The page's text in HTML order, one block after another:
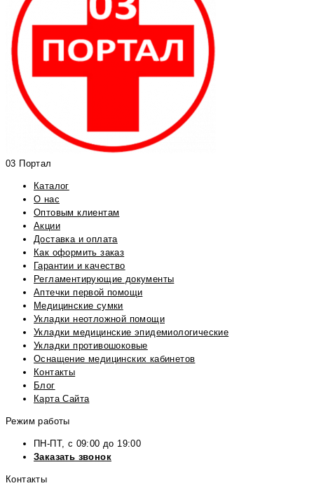
03 Портал
Каталог
О нас
Оптовым клиентам
Акции
Доставка и оплата
Как оформить заказ
Гарантии и качество
Регламентирующие документы
Аптечки первой помощи
Медицинские сумки
Укладки неотложной помощи
Укладки медицинские эпидемиологические
Укладки противошоковые
Оснащение медицинских кабинетов
Контакты
Блог
Карта Сайта
Режим работы
ПН-ПТ, с 09:00 до 19:00
Заказать звонок
Контакты